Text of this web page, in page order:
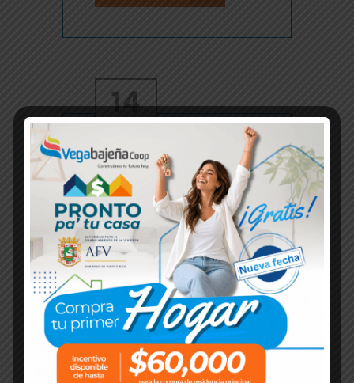
14
JUL / 0 Comments
/ web
REGLAS DE CONCURSO
PARA OBTENER
TAQUILLAS PARA VER A
BAD BUNNY
Aquí están las reglas del
concurso PDF
Concursos